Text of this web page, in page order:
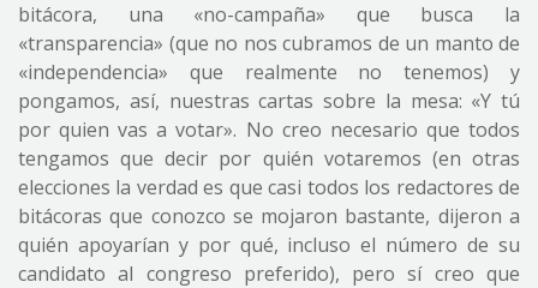
bitácora, una «no-campaña» que busca la
«transparencia» (que no nos cubramos de un manto de
«independencia» que realmente no tenemos) y
pongamos, así, nuestras cartas sobre la mesa: «Y tú
por quien vas a votar». No creo necesario que todos
tengamos que decir por quién votaremos (en otras
elecciones la verdad es que casi todos los redactores de
bitácoras que conozco se mojaron bastante, dijeron a
quién apoyarían y por qué, incluso el número de su
candidato al congreso preferido), pero sí creo que